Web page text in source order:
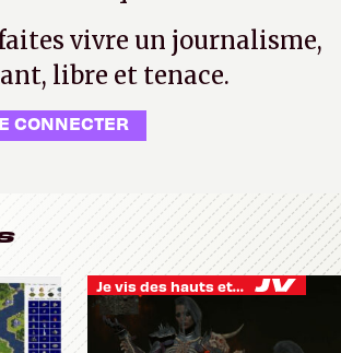
vivre un journalisme,
libre et tenace.
CONNECTER
Je vis des hauts et des bas